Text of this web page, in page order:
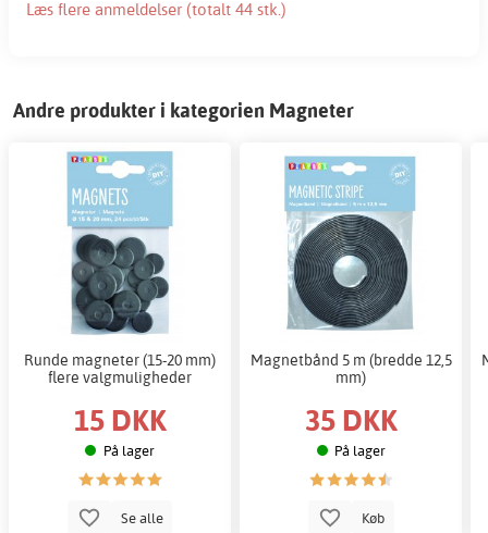
Læs flere anmeldelser (totalt 44 stk.)
Andre produkter i kategorien Magneter
Runde magneter (15-20 mm)
flere valgmuligheder
15 DKK
På lager
Se alle
Magnetbånd 5 m (bredde 12,5
mm)
35 DKK
På lager
Køb